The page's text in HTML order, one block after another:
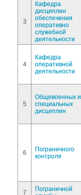
3
Кафедра
дисциплин
обеспечения
оперативно
служебной
деятельности
4
Кафедра
оперативной
деятельности
5
Общевоенных и
специальных
дисциплин
6
Пограничного
контроля
7
Пограничной